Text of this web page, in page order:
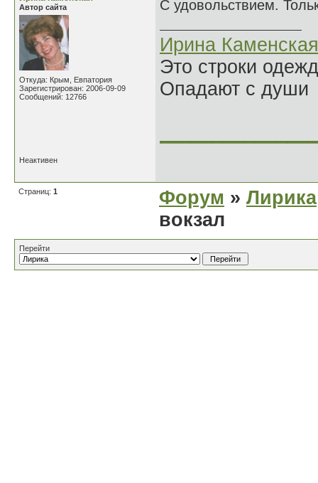
Автор сайта
Откуда: Крым, Евпатория
Зарегистрирован: 2006-09-09
Сообщений: 12766
С удовольствием.
Ирина Каменская
Это строки
Опадают с души
Неактивен
Страниц: 1 Форум » Лирика
вокзал
Перейти